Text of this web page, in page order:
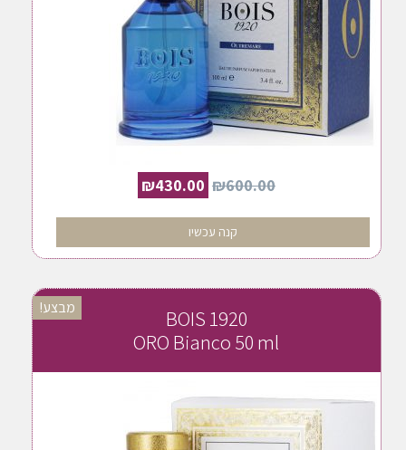
₪600.00
₪430.00
קנה עכשיו
מבצע!
BOIS 1920
ORO Bianco 50 ml